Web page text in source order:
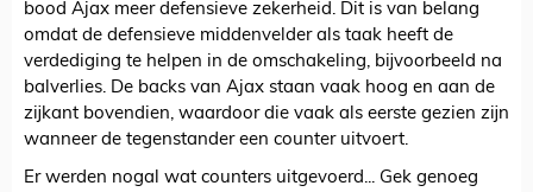
bood Ajax meer defensieve zekerheid. Dit is van belang
omdat de defensieve middenvelder als taak heeft de
verdediging te helpen in de omschakeling, bijvoorbeeld na
balverlies. De backs van Ajax staan vaak hoog en aan de
zijkant bovendien, waardoor die vaak als eerste gezien zijn
wanneer de tegenstander een counter uitvoert.
Er werden nogal wat counters uitgevoerd... Gek genoeg